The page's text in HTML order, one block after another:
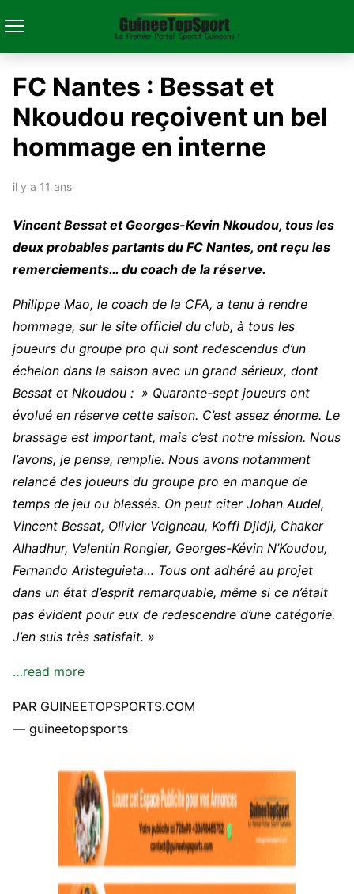
FC Nantes : Bessat et
Nkoudou reçoivent un bel
hommage en interne
il y a 11 ans
Vincent Bessat et Georges-Kevin Nkoudou, tous les
deux probables partants du FC Nantes, ont reçu les
remerciements… du coach de la réserve.
Philippe Mao, le coach de la CFA, a tenu à rendre
hommage, sur le site officiel du club, à tous les
joueurs du groupe pro qui sont redescendus d’un
échelon dans la saison avec un grand sérieux, dont
Bessat et Nkoudou : » Quarante-sept joueurs ont
évolué en réserve cette saison. C’est assez énorme. Le
brassage est important, mais c’est notre mission. Nous
l’avons, je pense, remplie. Nous avons notamment
relancé des joueurs du groupe pro en manque de
temps de jeu ou blessés. On peut citer Johan Audel,
Vincent Bessat, Olivier Veigneau, Koffi Djidji, Chaker
Alhadhur, Valentin Rongier, Georges-Kévin N’Koudou,
Fernando Aristeguieta… Tous ont adhéré au projet
dans un état d’esprit remarquable, même si ce n’était
pas évident pour eux de redescendre d’une catégorie.
J’en suis très satisfait. »
…read more
PAR GUINEETOPSPORTS.COM
— guineetopsports